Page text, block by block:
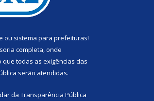
ou sistema para prefeituras!
completa, onde
que todas as exigências das
serão atendidas.
da Transparência Pública